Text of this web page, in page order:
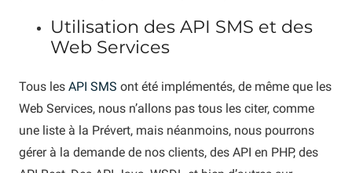
Utilisation des API SMS et des
Web Services
Tous les API SMS ont été implémentés, de même que les
Web Services, nous n’allons pas tous les citer, comme
une liste à la Prévert, mais néanmoins, nous pourrons
gérer à la demande de nos clients, des API en PHP, des